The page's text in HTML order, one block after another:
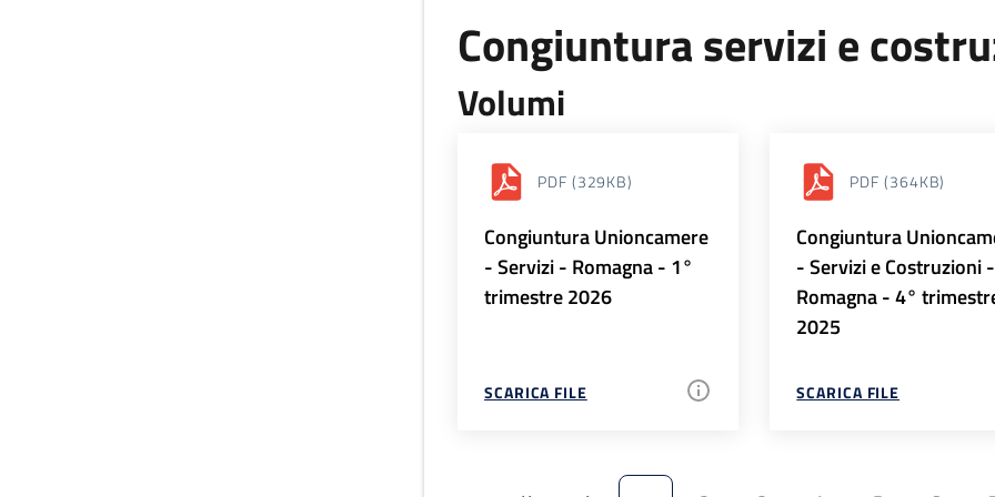
Congiuntura servizi e
Volumi
PDF (329KB)
Congiuntura Unioncamere
- Servizi - Romagna - 1°
trimestre 2026
SCARICA FILE
PDF (364KB)
Congiuntura
- Servizi e Costruzioni -
Romagna - 4°
2025
SCARICA FILE